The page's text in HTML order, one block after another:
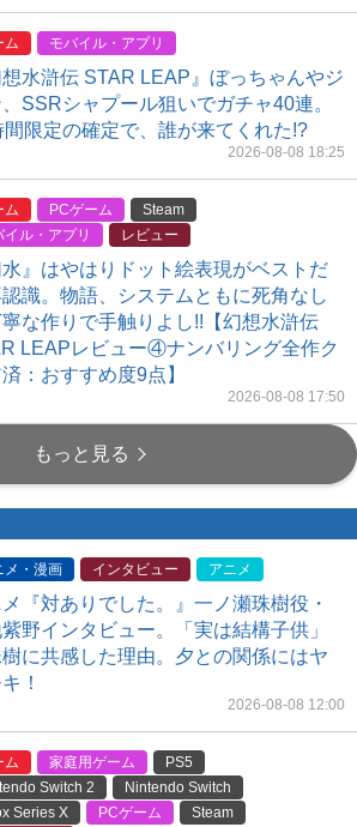
ム モバイル・アプリ
想水滸伝 STAR LEAP』ぼっちゃんやジ
SSRシャプール狙いでガチャ40連。
間限定の確定で、誰が来てくれた!?
2026-08-08 18:25
ム PCゲーム
Steam
イル・アプリ
レビュー
水』はやはりドット絵表現がベストだ
認識。物語、システムともに死角なし
な作りで手触りよし!!【幻想水滸伝
LEAPレビュー④ナンバリング全作ク
：おすすめ度9点】
2026-08-08 17:50
もっと見る
メ・漫画 インタビュー アニメ
『対ありでした。』一ノ瀬珠樹役・
野インタビュー。「実は結構子供」
に共感した理由。夕との関係にはヤ
！
2026-08-08 12:00
ム 家庭用ゲーム
PS5
Switch 2
Nintendo Switch
Series X
PCゲーム
Steam